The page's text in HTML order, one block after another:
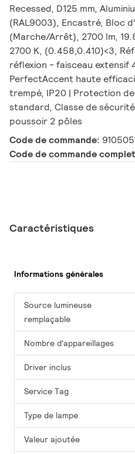
Recessed, D125 mm,
(RAL9003), Encastré, Bloc
(Marche/Arrêt), 2700 lm,
2700 K, (0.458,0.410)<3,
réflexion - faisceau extensif
PerfectAccent haute
trempé, IP20 | Protection
standard, Classe de
poussoir 2 pôles
Code de commande:
Code de commande
Caractéristiques
Informations générales
Source lumineuse
remplaçable
Nombre d'appareillages
Driver inclus
Service Tag
Type de lampe
Valeur ajoutée